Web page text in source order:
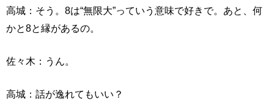
高城：そう。8は“無限大”っていう意味で好きで。あと、何
かと8と縁があるの。
佐々木：うん。
高城：話が逸れてもいい？